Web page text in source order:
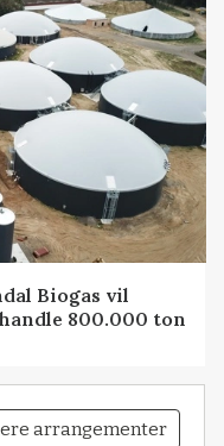
Biogas vil
800.000 ton
arrangementer